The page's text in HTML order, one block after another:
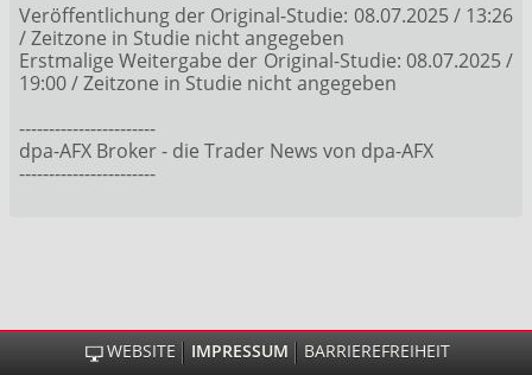
Veröffentlichung der Original-Studie: 08.07.2025 / 13:26
/ Zeitzone in Studie nicht angegeben
Erstmalige Weitergabe der Original-Studie: 08.07.2025 /
19:00 / Zeitzone in Studie nicht angegeben
-----------------------
dpa-AFX Broker - die Trader News von dpa-AFX
-----------------------
WEBSITE IMPRESSUM BARRIEREFREIHEIT